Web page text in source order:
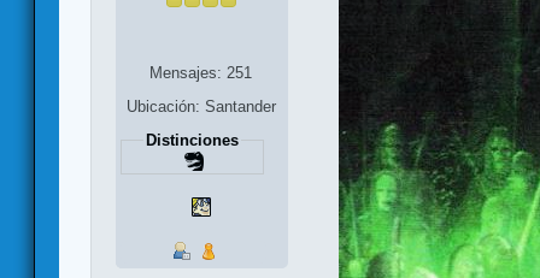
Mensajes: 251
Ubicación: Santander
Distinciones